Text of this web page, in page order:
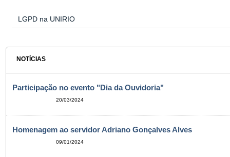
LGPD na UNIRIO
NOTÍCIAS
Participação no evento "Dia da Ouvidoria"
20/03/2024
Homenagem ao servidor Adriano Gonçalves Alves
09/01/2024